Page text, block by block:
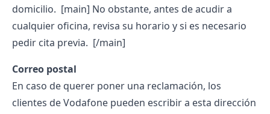
domicilio. [main] No obstante, antes de acudir a
cualquier oficina, revisa su horario y si es necesario
pedir cita previa. [/main]
Correo postal
En caso de querer poner una reclamación, los
clientes de Vodafone pueden escribir a esta dirección